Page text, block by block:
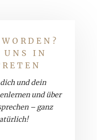
UNS IN
und dein
und über
– ganz